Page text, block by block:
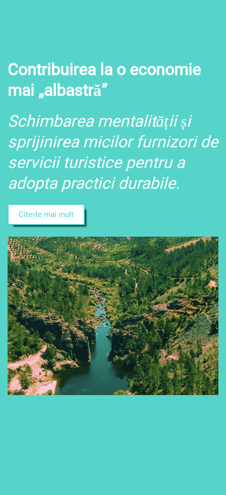
Contribuirea la o economie
mai „albastră”
Schimbarea mentalității și
sprijinirea micilor furnizori de
servicii turistice pentru a
adopta practici durabile.
Citește mai mult